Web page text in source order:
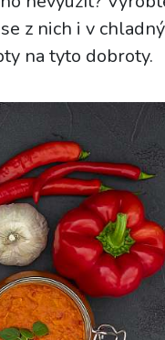
z nich i v
na tyto dobroty.